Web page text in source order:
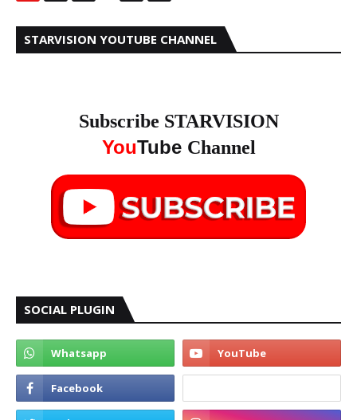
STARVISION YOUTUBE CHANNEL
Subscribe STARVISION
YouTube Channel
SOCIAL PLUGIN